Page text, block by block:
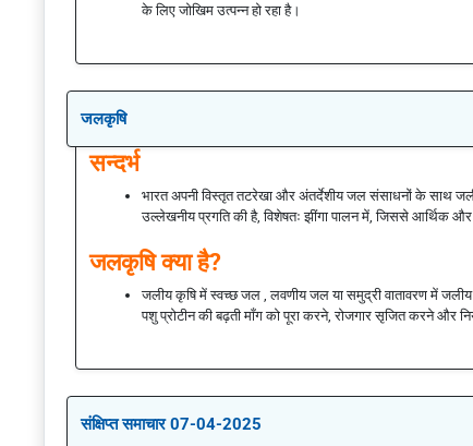
के लिए जोखिम उत्पन्न हो रहा है।
जलकृषि
सन्दर्भ
भारत अपनी विस्तृत तटरेखा और अंतर्देशीय जल संसाधनों के साथ
उल्लेखनीय प्रगति की है, विशेषतः झींगा पालन में, जिससे आर्थिक और
जलकृषि क्या है?
जलीय कृषि में स्वच्छ जल , लवणीय जल या समुद्री वातावरण में
पशु प्रोटीन की बढ़ती माँग को पूरा करने, रोजगार सृजित करने और
संक्षिप्त समाचार 07-04-2025